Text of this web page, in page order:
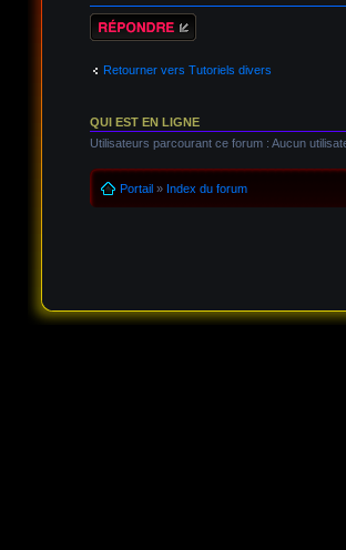
Répondre
Retourner vers Tutoriels divers
QUI EST EN LIGNE
Utilisateurs parcourant ce forum : Aucun
Portail » Index du forum